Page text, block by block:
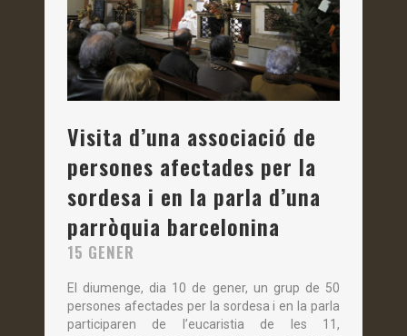
Visita d’una associació de
persones afectades per la
sordesa i en la parla d’una
parròquia barcelonina
15 GENER
El diumenge, dia 10 de gener, un grup de 50
persones afectades per la sordesa i en la parla
participaren de l’eucaristia de les 11,